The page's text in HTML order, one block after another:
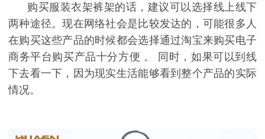
购买服装衣架裤架的话，建议可以选择线上线下
两种途径。现在网络社会是比较发达的，可能很多人
在购买这些产品的时候都会选择通过淘宝来购买电子
商务平台购买产品十分方便 。
同时，如果可以到线
下去看一下，因为现实生活能够看到整个产品的实际
情况。